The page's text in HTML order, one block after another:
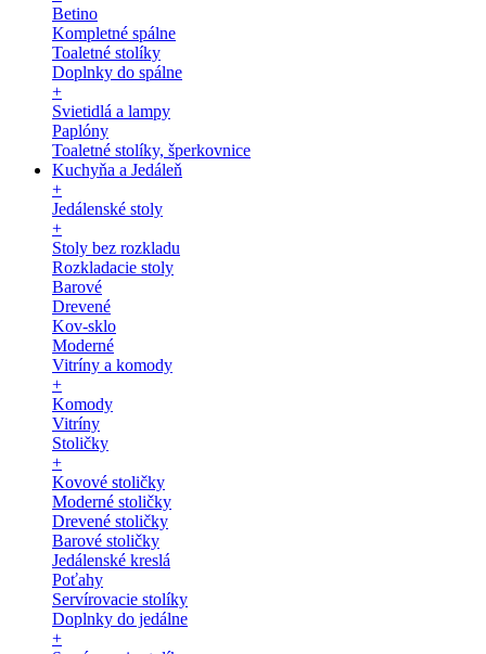
Betino
Kompletné spálne
Toaletné stolíky
Doplnky do spálne
+
Svietidlá a lampy
Paplóny
Toaletné stolíky, šperkovnice
Kuchyňa a Jedáleň
+
Jedálenské stoly
+
Stoly bez rozkladu
Rozkladacie stoly
Barové
Drevené
Kov-sklo
Moderné
Vitríny a komody
+
Komody
Vitríny
Stoličky
+
Kovové stoličky
Moderné stoličky
Drevené stoličky
Barové stoličky
Jedálenské kreslá
Poťahy
Servírovacie stolíky
Doplnky do jedálne
+